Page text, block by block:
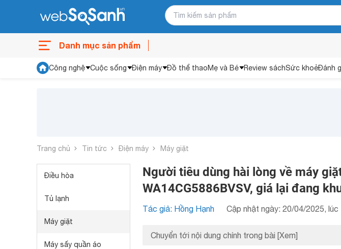
Danh mục sản phẩm
Công nghệ Cuộc sống Điện máy Đồ thể thaoMẹ và Bé Review sáchSức khoẻĐánh
Trang chủ Tin tức Điện máy Máy giặt
Điều hòa
Tủ lạnh
Máy giặt
Máy sấy quần áo
Người tiêu dùng hài lòng về máy
WA14CG5886BVSV, giá lại đang
Tác giả: Hồng Hạnh Cập nhật ngày: 20/04/2025, lúc
Chuyển tới nội dung chính trong bài [Xem]